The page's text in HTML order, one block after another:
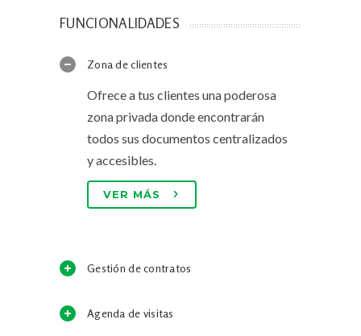
FUNCIONALIDADES
Zona de clientes
Ofrece a tus clientes una poderosa
zona privada donde encontrarán
todos sus documentos centralizados
y accesibles.
VER MÁS
Gestión de contratos
Agenda de visitas